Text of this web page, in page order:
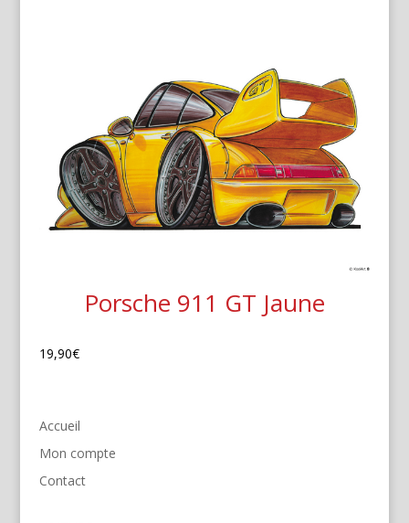
Porsche 911 GT Jaune
19,90€
Accueil
Mon compte
Contact